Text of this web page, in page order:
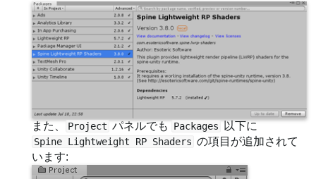
また、 Project パネルでも Packages 以下に
Spine Lightweight RP Shaders の項目が追加されて
います: